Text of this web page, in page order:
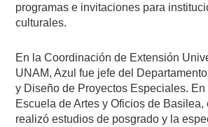
programas e invitaciones para
culturales.
En la Coordinación de Extensión
UNAM, Azul fue jefe del
y Diseño de Proyectos Especiales.
Escuela de Artes y Oficios de
realizó estudios de posgrado y la